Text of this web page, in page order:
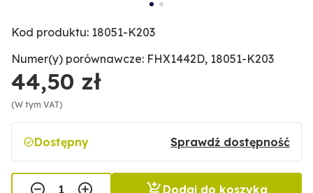
Kod produktu: 18051-K203
Numer(y) porównawcze: FHX1442D, 18051-K203
44,50 zł
(W tym VAT)
Dostępny Sprawdź dostępność
Dodaj do koszyka